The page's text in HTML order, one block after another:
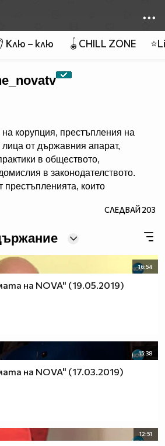
Клю – клю 🪀CHILL ZONE
корупция, престъпления на
от държавния апарат,
в обществото,
в законодателството.
престъпленията, които
и справедливост.
СЛЕДВАЙ203
16:54
на NOVA" (19.05.2019)
15:38
на NOVA" (17.03.2019)
12:51